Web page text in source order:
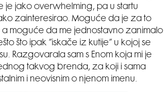
je jako overwhelming, pa u startu
zainteresirao. Moguće da je za to
moguće da me jednostavno zanimalo
što ipak ”iskače iz kutije” u kojoj se
Razgovarala sam s Enom koja mi je
takvog brenda, za koji i sama
i neovisnim o njenom imenu.